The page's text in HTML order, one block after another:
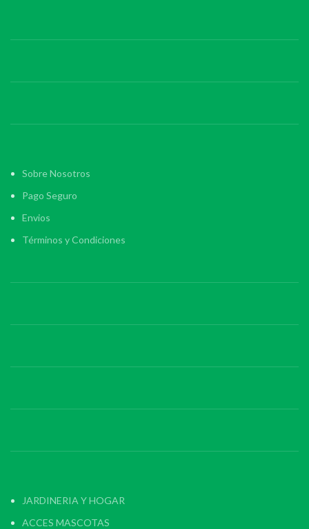
Sobre Nosotros
Pago Seguro
Envios
Términos y Condiciones
JARDINERIA Y HOGAR
ACCES MASCOTAS